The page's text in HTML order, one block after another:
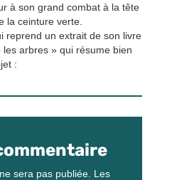
à son grand combat à la tête
la ceinture verte.
reprend un extrait de son livre
les arbres » qui résume bien
:
sera pas publiée. Les